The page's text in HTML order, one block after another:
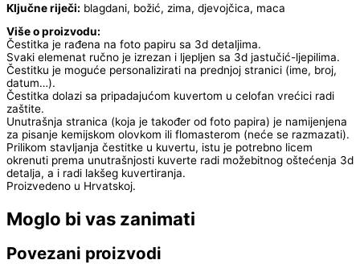
Ključne riječi: blagdani, božić, zima, djevojčica, maca
Više o proizvodu:
Čestitka je rađena na foto papiru sa 3d detaljima.
Svaki elemenat ručno je izrezan i ljepljen sa 3d jastučić-ljepilima.
Čestitku je moguće personalizirati na prednjoj stranici (ime, broj,
datum…).
Čestitka dolazi sa pripadajućom kuvertom u celofan vrećici radi
zaštite.
Unutrašnja stranica (koja je također od foto papira) je namijenjena
za pisanje kemijskom olovkom ili flomasterom (neće se razmazati).
Prilikom stavljanja čestitke u kuvertu, istu je potrebno licem
okrenuti prema unutrašnjosti kuverte radi možebitnog oštećenja 3d
detalja, a i radi lakšeg kuvertiranja.
Proizvedeno u Hrvatskoj.
Moglo bi vas zanimati
Povezani proizvodi